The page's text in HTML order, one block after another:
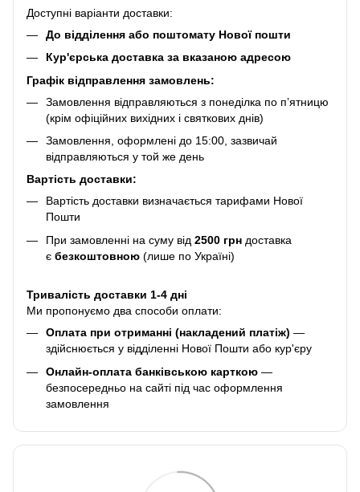
Доступні варіанти доставки:
До відділення або поштомату Нової пошти
Кур'єрська доставка за вказаною адресою
Графік відправлення замовлень:
Замовлення відправляються з понеділка по п’ятницю
(крім офіційних вихідних і святкових днів)
Замовлення, оформлені до 15:00, зазвичай
відправляються у той же день
Вартість доставки:
Вартість доставки визначається тарифами Нової
Пошти
При замовленні на суму від 2500 грн доставка
є безкоштовною (лише по Україні)
Тривалість доставки 1-4 дні
Ми пропонуємо два способи оплати:
Оплата при отриманні (накладений платіж) —
здійснюється у відділенні Нової Пошти або кур'єру
Онлайн-оплата банківською карткою —
безпосередньо на сайті під час оформлення
замовлення